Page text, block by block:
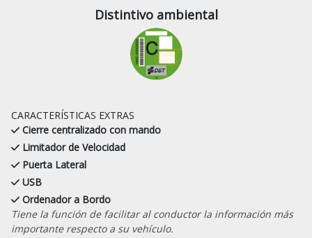
Distintivo ambiental
CARACTERÍSTICAS EXTRAS
Cierre centralizado con mando
Limitador de Velocidad
Puerta Lateral
USB
Ordenador a Bordo
Tiene la función de facilitar al conductor la información más
importante respecto a su vehículo.